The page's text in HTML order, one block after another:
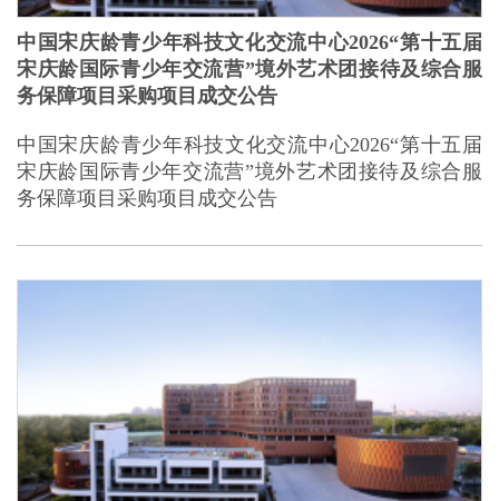
中国宋庆龄青少年科技文化交流中心2026“第十五届
宋庆龄国际青少年交流营”境外艺术团接待及综合服
务保障项目采购项目成交公告
中国宋庆龄青少年科技文化交流中心2026“第十五届
宋庆龄国际青少年交流营”境外艺术团接待及综合服
务保障项目采购项目成交公告